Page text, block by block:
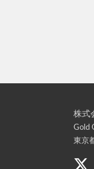
株式
Gold
東京